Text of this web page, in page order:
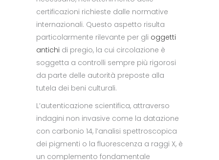
certificazioni richieste dalle normative
internazionali. Questo aspetto risulta
particolarmente rilevante per gli oggetti
antichi di pregio, la cui circolazione è
soggetta a controlli sempre più rigorosi
da parte delle autorità preposte alla
tutela dei beni culturali.
L’autenticazione scientifica, attraverso
indagini non invasive come la datazione
con carbonio 14, l’analisi spettroscopica
dei pigmenti o la fluorescenza a raggi X, è
un complemento fondamentale